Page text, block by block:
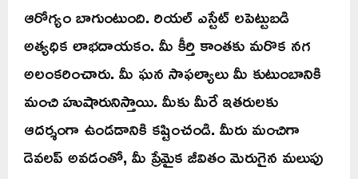
ఆరోగ్యం బాగుంటుంది. రియల్ ఎస్టేట్ లపెట్టుబడి
అత్యధిక లాభదాయకం. మీ కీర్తి కాంతకు మరొక నగ
అలంకరించారు. మీ ఘన సాఫల్యాలు మీ కుటుంబానికి
మంచి హుషారునిస్తాయి. మీకు మీరే ఇతరులకు
ఆదర్శంగా ఉండడానికి కష్టించండి. మీరు మంచిగా
డెవలప్ అవడంతో, మీ ప్రేమైక జీవితం మెరుగైన మలుపు